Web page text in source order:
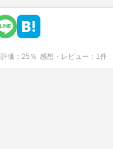
評価 25 ％ 感想・レビュー 1件